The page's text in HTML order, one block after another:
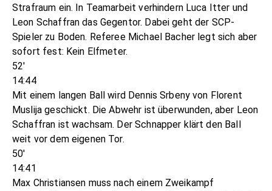
Strafraum ein. In Teamarbeit verhindern Luca Itter und
Leon Schaffran das Gegentor. Dabei geht der SCP-
Spieler zu Boden. Referee Michael Bacher legt sich aber
sofort fest: Kein Elfmeter.
52'
14:44
Mit einem langen Ball wird Dennis Srbeny von Florent
Muslija geschickt. Die Abwehr ist überwunden, aber Leon
Schaffran ist wachsam. Der Schnapper klärt den Ball
weit vor dem eigenen Tor.
50'
14:41
Max Christiansen muss nach einem Zweikampf